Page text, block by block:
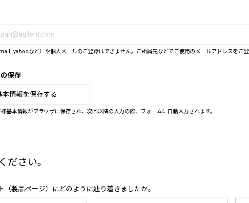
yahooなど）や個人メールのご登録はできません。ご所属先などでご使用のメールアドレスをご登
保存
本情報を保存する
基本情報がブラウザに保存され、次回以降の入力の際、フォームに自動入力されます。
ださい。
（製品ページ）にどのように辿り着きましたか。